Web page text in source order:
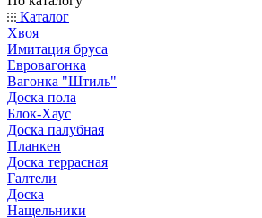
Каталог
Хвоя
Имитация бруса
Евровагонка
Вагонка "Штиль"
Доска пола
Блок-Хаус
Доска палубная
Планкен
Доска террасная
Галтели
Доска
Нащельники